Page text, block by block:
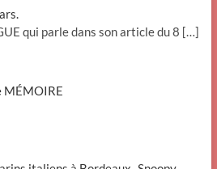
qui parle dans son article du 8 […]
MÉMOIRE